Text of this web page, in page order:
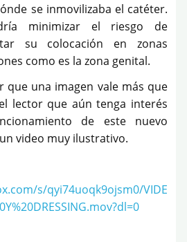
se inmovilizaba el catéter.
minimizar el riesgo de
su colocación en zonas
como es la zona genital.
que una imagen vale más que
lector que aún tenga interés
de este nuevo
video muy ilustrativo.
s/qyi74uoqk9ojsm0/VIDE